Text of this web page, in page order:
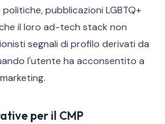
pubblicazioni LGBTQ+
il loro ad-tech stack non
segnali di profilo derivati da
l'utente ha acconsentito a
per il CMP